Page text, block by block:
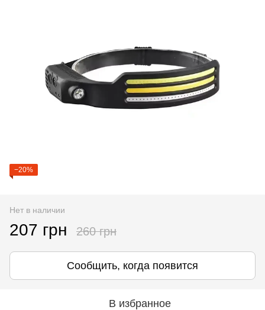
−20%
Нет в наличии
207 грн 260 грн
Сообщить, когда появится
В избранное